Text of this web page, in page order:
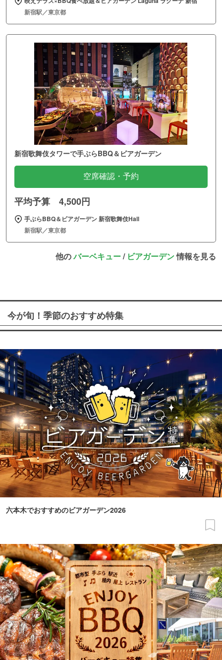
新宿駅／東京都
新宿歌舞伎タワーで手ぶらBBQ＆ビアガーデン
空席確認・予約
平均予算 4,500円
手ぶらBBQ＆ビアガーデン 新宿歌舞伎Hall
新宿駅／東京都
他のバーベキュー/ ビアガーデン情報を見る
今が旬！季節のおすすめ特集
六本木でおすすめのビアガーデン2026